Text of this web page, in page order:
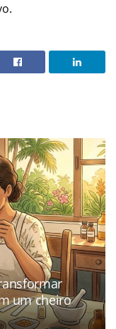
um cheiro